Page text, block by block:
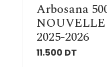
Arbosana
2025-2026
11.500 DT